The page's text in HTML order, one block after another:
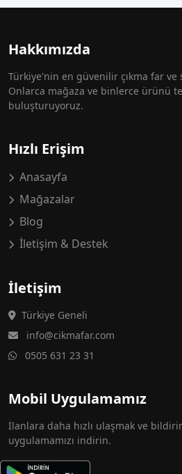
Hakkımızda
Türkiye'nin en güvenilir çıkma far ve
Onlarca mağaza ve binlerce ürünü
buluşturuyoruz.
Hızlı Erişim
Anasayfa
Mağazalar
Blog
İletişim & Destek
İletişim
Türkiye Geneli
info@cikmafar.com
0505 631 23 31
Mobil Uygulamamız
İlanlara daha hızlı ulaşmak ve
uygulamamızı indirin.